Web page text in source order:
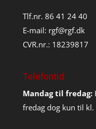
Tlf.nr. 86 41 24 40
E-mail: rgf@rgf.dk
CVR.nr.: 18239817
Telefontid
Mandag til fredag:
fredag dog kun til kl.